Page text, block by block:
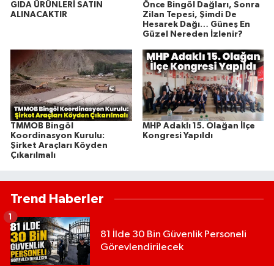
GIDA ÜRÜNLERİ SATIN
ALINACAKTIR
Önce Bingöl Dağları, Sonra
Zilan Tepesi, Şimdi De
Hesarek Dağı… Güneş En
Güzel Nereden İzlenir?
TMMOB Bingöl
Koordinasyon Kurulu:
Şirket Araçları Köyden
Çıkarılmalı
MHP Adaklı 15. Olağan İlçe
Kongresi Yapıldı
Trend Haberler
81 İlde 30 Bin Güvenlik Personeli
Görevlendirilecek
1